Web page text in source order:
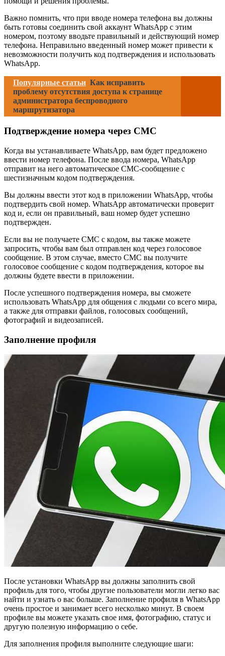
Важно помнить, что при вводе номера телефона вы должны
быть готовы соединить свой аккаунт WhatsApp с этим
номером, поэтому вводьте правильный и действующий номер
телефона. Неправильно введенный номер может привести к
невозможности получить код подтверждения и использовать
WhatsApp.
Популярные статьи Как исправить
проблему отсутствия доступа к странице
администратора беспроводного
маршрутизатора
Подтверждение номера через СМС
Когда вы устанавливаете WhatsApp, вам будет предложено
ввести номер телефона. После ввода номера, WhatsApp
отправит на него автоматическое СМС-сообщение с
шестизначным кодом подтверждения.
Вы должны ввести этот код в приложении WhatsApp, чтобы
подтвердить свой номер. WhatsApp автоматически проверит
код и, если он правильный, ваш номер будет успешно
подтвержден.
Если вы не получаете СМС с кодом, вы также можете
запросить, чтобы вам был отправлен код через голосовое
сообщение. В этом случае, вместо СМС вы получите
голосовое сообщение с кодом подтверждения, которое вы
должны будете ввести в приложении.
После успешного подтверждения номера, вы сможете
использовать WhatsApp для общения с людьми со всего мира,
а также для отправки файлов, голосовых сообщений,
фотографий и видеозаписей.
Заполнение профиля
После установки WhatsApp вы должны заполнить свой
профиль для того, чтобы другие пользователи могли легко вас
найти и узнать о вас больше. Заполнение профиля в WhatsApp
очень простое и занимает всего несколько минут. В своем
профиле вы можете указать свое имя, фотографию, статус и
другую полезную информацию о себе.
Для заполнения профиля выполните следующие шаги: